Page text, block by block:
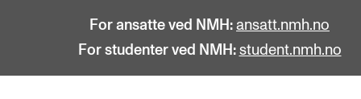
For ansatte ved NMH: ansatt.nmh.no
For studenter ved NMH: student.nmh.no